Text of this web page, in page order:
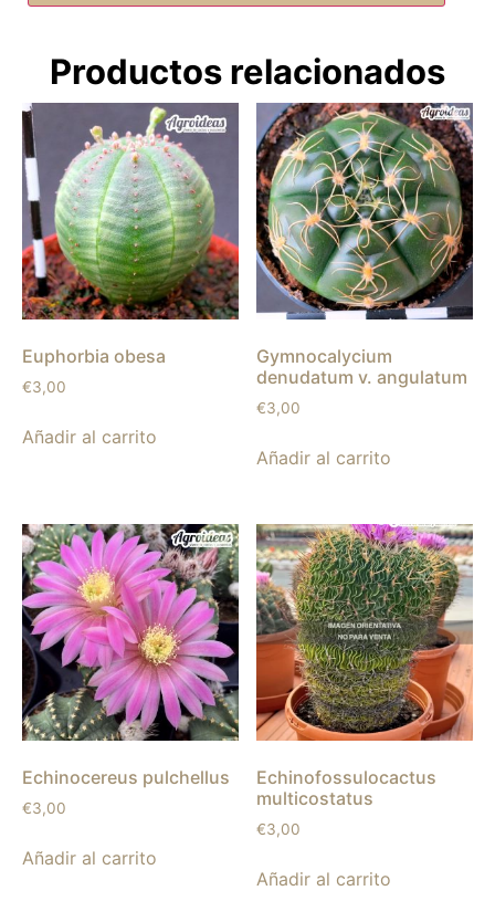
Productos relacionados
Euphorbia obesa
€3,00
Añadir al carrito
Gymnocalycium
denudatum v. angulatum
€3,00
Añadir al carrito
Echinocereus pulchellus
€3,00
Añadir al carrito
Echinofossulocactus
multicostatus
€3,00
Añadir al carrito